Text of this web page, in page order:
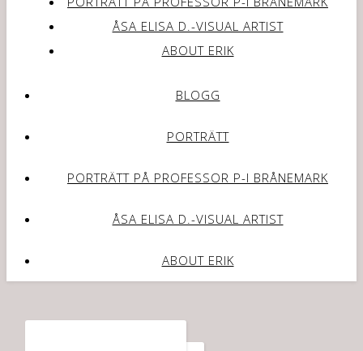
ÅSA ELISA D.-VISUAL ARTIST
ABOUT ERIK
BLOGG
PORTRÄTT
PORTRÄTT PÅ PROFESSOR P-I BRÅNEMARK
ÅSA ELISA D.-VISUAL ARTIST
ABOUT ERIK